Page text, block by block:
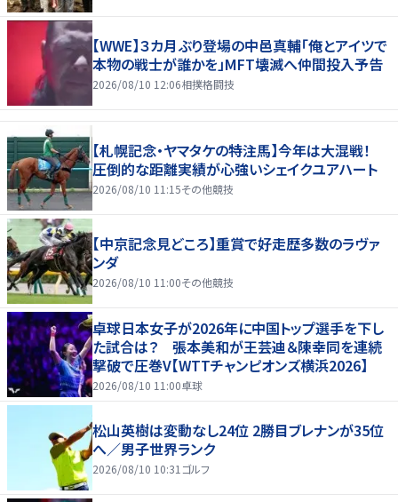
【WWE】３カ月ぶり登場の中邑真輔「俺とアイツで
本物の戦士が誰かを」MFT壊滅へ仲間投入予告
2026/08/10 12:06相撲格闘技
【札幌記念・ヤマタケの特注馬】今年は大混戦！
圧倒的な距離実績が心強いシェイクユアハート
2026/08/10 11:15その他競技
【中京記念見どころ】重賞で好走歴多数のラヴァ
ンダ
2026/08/10 11:00その他競技
卓球日本女子が2026年に中国トップ選手を下し
た試合は？ 張本美和が王芸迪＆陳幸同を連続
撃破で圧巻V【WTTチャンピオンズ横浜2026】
2026/08/10 11:00卓球
松山英樹は変動なし24位 2勝目ブレナンが35位
へ／男子世界ランク
2026/08/10 10:31 ゴルフ